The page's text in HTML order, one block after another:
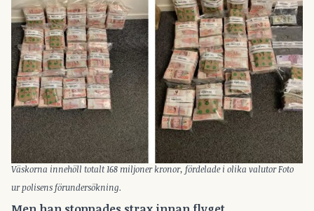
Väskorna innehöll totalt 168 miljoner kronor, fördelade i olika valutor Foto
ur polisens förundersökning.